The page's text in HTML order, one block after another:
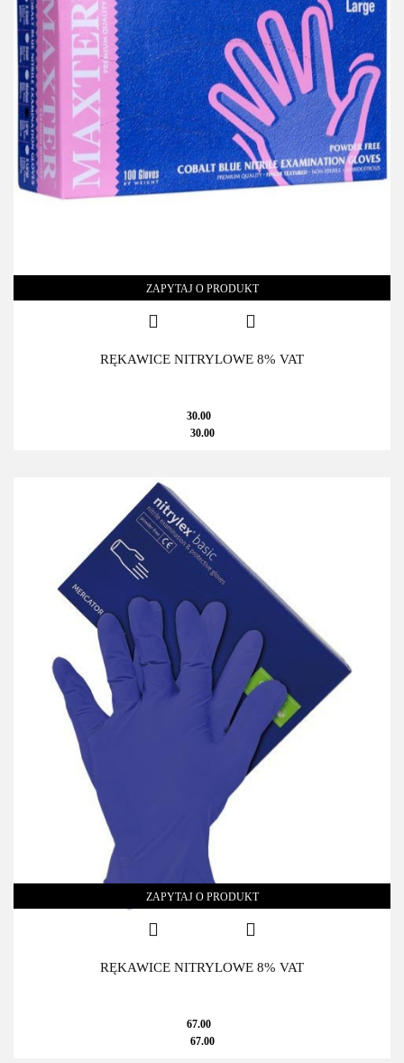
ZAPYTAJ O PRODUKT
RĘKAWICE NITRYLOWE 8% VAT
30.00
30.00
ZAPYTAJ O PRODUKT
RĘKAWICE NITRYLOWE 8% VAT
67.00
67.00